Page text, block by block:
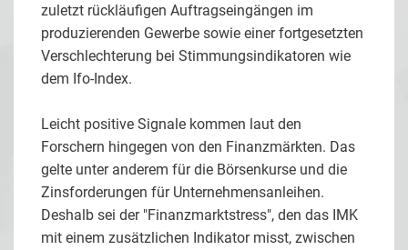
zuletzt rückläufigen Auftragseingängen im
produzierenden Gewerbe sowie einer fortgesetzten
Verschlechterung bei Stimmungsindikatoren wie
dem Ifo-Index.
Leicht positive Signale kommen laut den
Forschern hingegen von den Finanzmärkten. Das
gelte unter anderem für die Börsenkurse und die
Zinsforderungen für Unternehmensanleihen.
Deshalb sei der "Finanzmarktstress", den das IMK
mit einem zusätzlichen Indikator misst, zwischen